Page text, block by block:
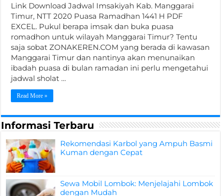
Link Download Jadwal Imsakiyah Kab. Manggarai
Timur, NTT 2020 Puasa Ramadhan 1441 H PDF
EXCEL. Pukul berapa imsak dan buka puasa
romadhon untuk wilayah Manggarai Timur? Tentu
saja sobat ZONAKEREN.COM yang berada di kawasan
Manggarai Timur dan nantinya akan menunaikan
ibadah puasa di bulan ramadan ini perlu mengetahui
jadwal sholat …
Read More »
Informasi Terbaru
Rekomendasi Karbol yang Ampuh Basmi
Kuman dengan Cepat
Sewa Mobil Lombok: Menjelajahi Lombok
dengan Mudah